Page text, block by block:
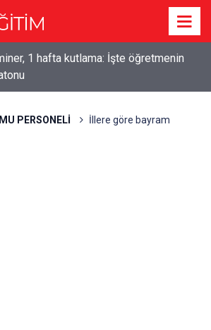
1 hafta kutlama: İşte öğretmenin
PERSONELİ
İllere göre bayram